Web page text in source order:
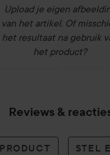
Upload je eigen
van het artikel. Of
het resultaat na gebruik
het product?
Reviews &
STEL